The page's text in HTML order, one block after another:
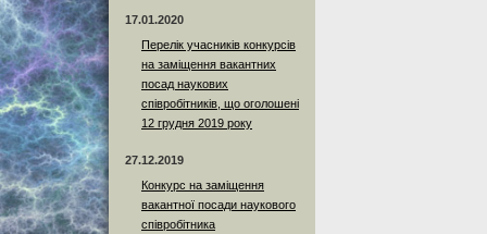
17.01.2020
Перелік учасників конкурсів
на заміщення вакантних
посад наукових
співробітників, що оголошені
12 грудня 2019 року
27.12.2019
Конкурс на заміщення
вакантної посади наукового
співробітника